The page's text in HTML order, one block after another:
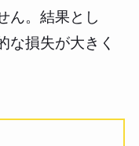
ん。結果とし
な損失が大きく